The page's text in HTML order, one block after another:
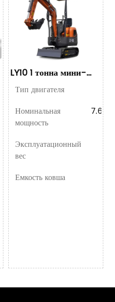
LY10 1 тонна мини-
экскаватор
Тип двигателя
Номинальная
мощность
Эксплуатационный
вес
Емкость ковша